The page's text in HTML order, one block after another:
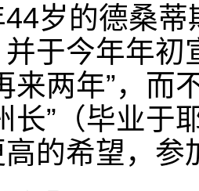
的德桑蒂
于今年年初
来两年”，而
长”（毕业于
的希望，参